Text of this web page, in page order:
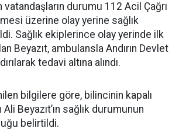
durumu 112 Acil Çağrı
üzerine olay yerine sağlık
Sağlık ekiplerince olay yerinde ilk
Beyazıt, ambulansla Andırın Devlet
tedavi altına alındı.
bilgilere göre, bilincinin kapalı
Beyazıt’ın sağlık durumunun
belirtildi.